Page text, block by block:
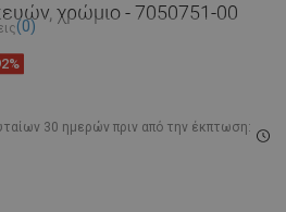
χρώμιο - 7050751-00
(0)
30 ημερών πριν από την έκπτωση: